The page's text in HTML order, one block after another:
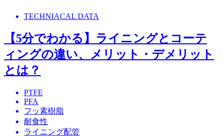
TECHNIACAL DATA
【5分でわかる】ライニングとコーテ
ィングの違い、メリット・デメリット
とは？
PTFE
PFA
フッ素樹脂
耐食性
ライニング配管